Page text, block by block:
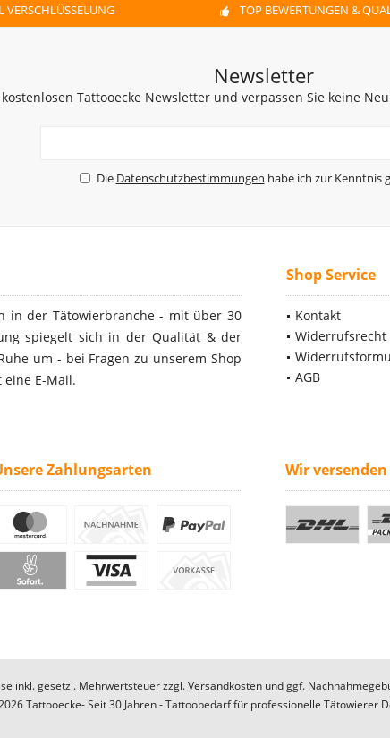
VERSCHLÜSSELUNG TOP BEWERTUNGEN &
Newsletter
Tattooecke Newsletter und verpassen Sie keine
Die Datenschutzbestimmungen habe ich zur Kenntnis
in der Tätowierbranche - mit über 30
spiegelt sich in der Qualität & der
um - bei Fragen zu unserem Shop
E-Mail.
Shop Service
Kontakt
Widerrufsrecht
AGB
Zahlungsarten Wir
inkl. gesetzl. Mehrwertsteuer zzgl.Versandkostenund ggf.
Tattooecke- Seit 30 Jahren - Tattoobedarf für professionelle Tätowierer